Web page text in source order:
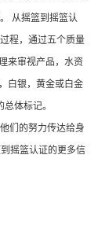
从摇篮到摇篮认
程，通过五个质量
来审视产品，水资
白银，黄金或白金
体标记。
们的努力传达给身
摇篮认证的更多信